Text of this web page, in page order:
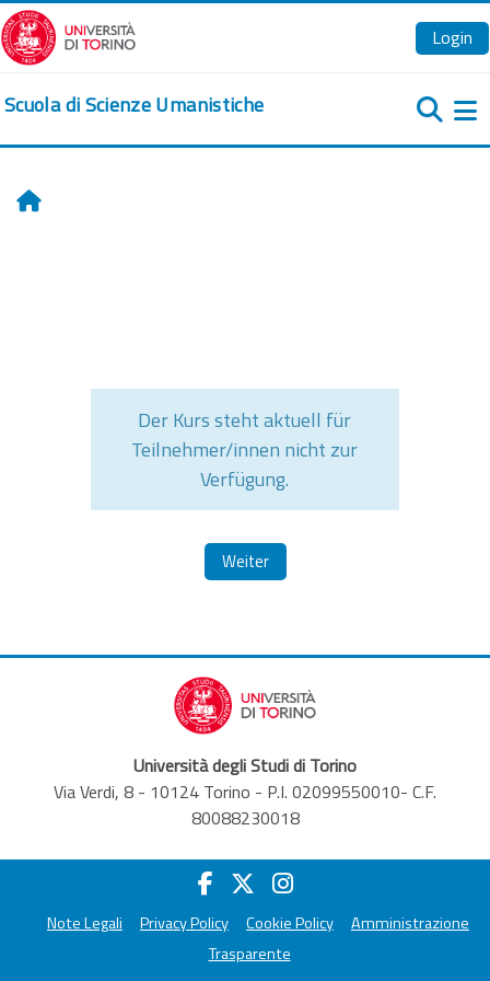
Zum Hauptinhalt
Login
Scuola di Scienze Umanistiche
Startseite
Der Kurs steht aktuell für
Teilnehmer/innen nicht zur
Verfügung.
Weiter
Università degli Studi di Torino
Via Verdi, 8 - 10124 Torino - P.I. 02099550010- C.F.
80088230018
Note Legali Privacy Policy Cookie Policy
Amministrazione
Trasparente